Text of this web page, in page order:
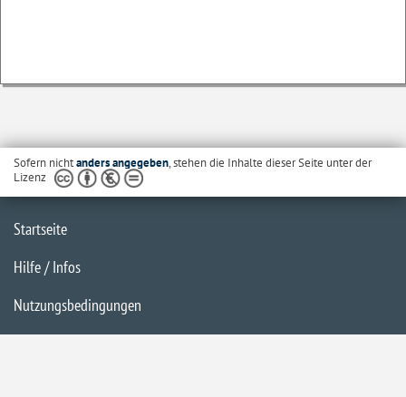
Sofern nichtanders angegeben, stehen die Inhalte dieser Seite unter der
Lizenz
Startseite
Hilfe / Infos
Nutzungsbedingungen